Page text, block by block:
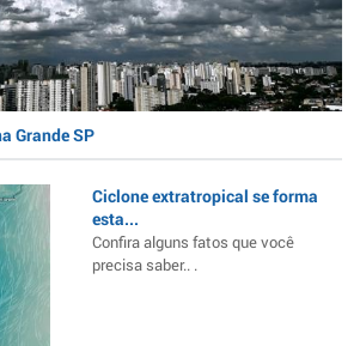
Grande SP
Ciclone extratropical se forma
esta...
Confira alguns fatos que você
precisa saber.. .